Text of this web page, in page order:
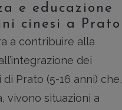
e educazione
cinesi a Prato
a contribuire alla
dei
Prato (5-16 anni) che,
vivono situazioni a